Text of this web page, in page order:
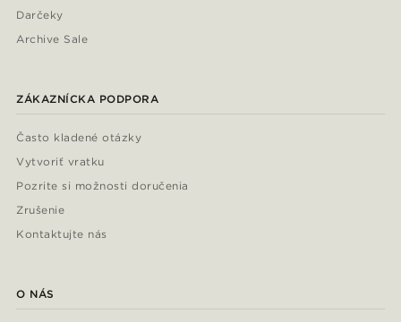
Darčeky
Archive Sale
ZÁKAZNÍCKA PODPORA
Často kladené otázky
Vytvoriť vratku
Pozrite si možnosti doručenia
Zrušenie
Kontaktujte nás
O NÁS